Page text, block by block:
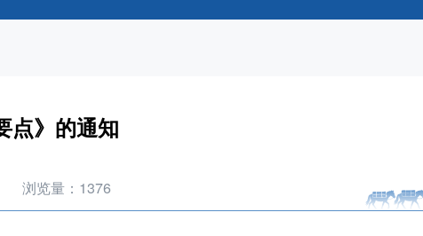
点》的通知
浏览量： 1376